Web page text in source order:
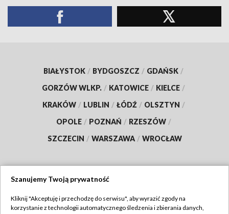
BIAŁYSTOK / BYDGOSZCZ / GDAŃSK /
GORZÓW WLKP. / KATOWICE / KIELCE /
KRAKÓW / LUBLIN / ŁÓDŹ / OLSZTYN /
OPOLE / POZNAŃ / RZESZÓW /
SZCZECIN / WARSZAWA / WROCŁAW
TVP
Szanujemy Twoją prywatność
Kliknij "Akceptuję i przechodzę do serwisu", aby wyrazić zgody na
korzystanie z technologii automatycznego śledzenia i zbierania danych,